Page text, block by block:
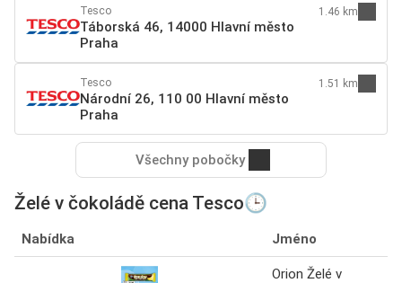
Tesco
Táborská 46, 14000 Hlavní město
Praha
1.46 km
Tesco
Národní 26, 110 00 Hlavní město
Praha
1.51 km
Všechny pobočky
Želé v čokoládě cena Tesco🕒
Nabídka Jméno
Orion Želé v